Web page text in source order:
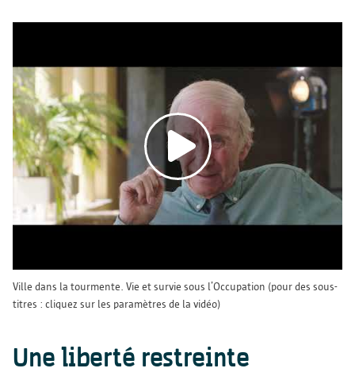
Ville dans la tourmente. Vie et survie sous l’Occupation (pour des sous-
titres : cliquez sur les paramètres de la vidéo)
Une liberté restreinte
Enregistrer les préférences